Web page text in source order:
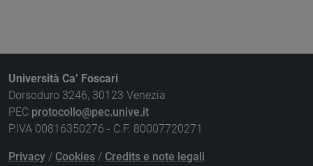
Università Ca’ Foscari
Dorsoduro 3246, 30123 Venezia
PEC protocollo@pec.unive.it
P.IVA 00816350276 - C.F. 80007720271
Privacy / Cookies / Credits e note legali